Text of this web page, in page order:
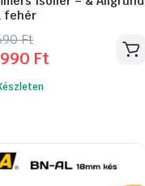
fehér
Ft
Ft